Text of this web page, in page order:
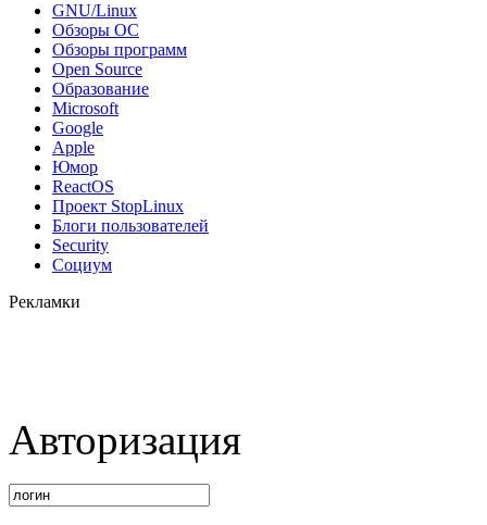
GNU/Linux
Обзоры ОС
Обзоры программ
Open Source
Образование
Microsoft
Google
Apple
Юмор
ReactOS
Проект StopLinux
Блоги пользователей
Security
Социум
Рекламки
Авторизация